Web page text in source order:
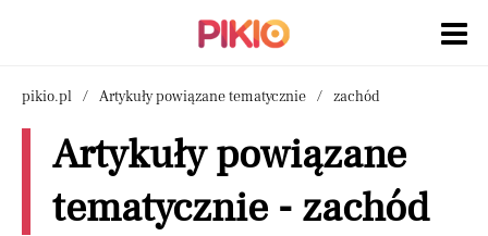
pikio.pl Artykuły powiązane tematycznie zachód
Artykuły powiązane
tematycznie - zachód